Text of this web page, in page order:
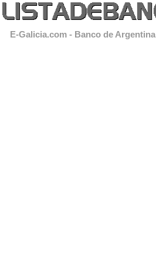
E-Galicia.com - Banco de Argentina